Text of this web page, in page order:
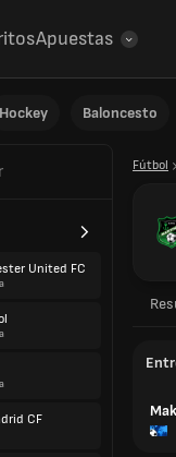
Apuestas
Hockey Baloncesto
United FC
CF
Fútbol